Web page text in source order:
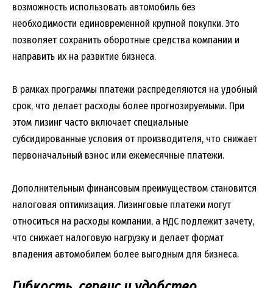
возможность использовать автомобиль без
необходимости единовременной крупной покупки. Это
позволяет сохранить оборотные средства компании и
направить их на развитие бизнеса.
В рамках программы платежи распределяются на удобный
срок, что делает расходы более прогнозируемыми. При
этом лизинг часто включает специальные
субсидированные условия от производителя, что снижает
первоначальный взнос или ежемесячные платежи.
Дополнительным финансовым преимуществом становится
налоговая оптимизация. Лизинговые платежи могут
относиться на расходы компании, а НДС подлежит зачету,
что снижает налоговую нагрузку и делает формат
владения автомобилем более выгодным для бизнеса.